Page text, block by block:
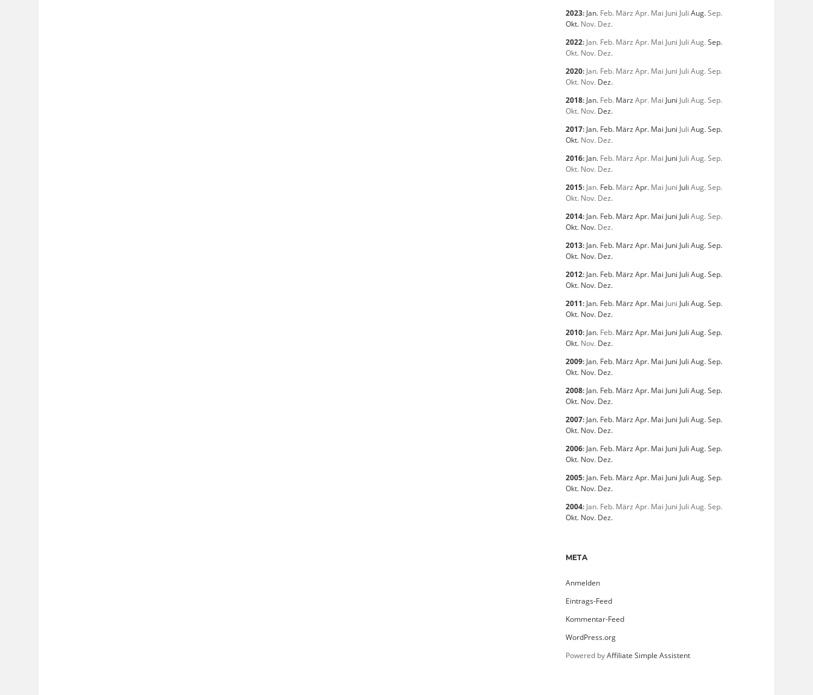
2023: Jan. Feb. März Apr. Mai Juni Juli Aug.Sep.
Okt. Nov. Dez.
2022: Jan. Feb. März Apr. Mai Juni Juli Aug.Sep.
Okt. Nov. Dez.
2020: Jan. Feb. März Apr. Mai Juni Juli Aug.Sep.
Okt. Nov. Dez.
2018: Jan. Feb. März Apr. Mai Juni Juli Aug.Sep.
Okt. Nov. Dez.
2017: Jan. Feb. März Apr. Mai Juni Juli Aug.Sep.
Okt. Nov. Dez.
2016: Jan. Feb. März Apr. Mai Juni Juli Aug.Sep.
Okt. Nov. Dez.
2015: Jan. Feb. März Apr. Mai Juni Juli Aug.Sep.
Okt. Nov. Dez.
2014: Jan. Feb. März Apr. Mai Juni Juli Aug.Sep.
Okt. Nov. Dez.
2013: Jan. Feb. März Apr. Mai Juni Juli Aug.Sep.
Okt. Nov. Dez.
2012: Jan. Feb. März Apr. Mai Juni Juli Aug.Sep.
Okt. Nov. Dez.
2011: Jan. Feb. März Apr. Mai Juni Juli Aug.Sep.
Okt. Nov. Dez.
2010: Jan. Feb. März Apr. Mai Juni Juli Aug.Sep.
Okt. Nov. Dez.
2009: Jan. Feb. März Apr. Mai Juni Juli Aug.Sep.
Okt. Nov. Dez.
2008: Jan. Feb. März Apr. Mai Juni Juli Aug.Sep.
Okt. Nov. Dez.
2007: Jan. Feb. März Apr. Mai Juni Juli Aug.Sep.
Okt. Nov. Dez.
2006: Jan. Feb. März Apr. Mai Juni Juli Aug.Sep.
Okt. Nov. Dez.
2005: Jan. Feb. März Apr. Mai Juni Juli Aug.Sep.
Okt. Nov. Dez.
2004: Jan. Feb. März Apr. Mai Juni Juli Aug.Sep.
Okt. Nov. Dez.
META
Anmelden
Eintrags-Feed
Kommentar-Feed
WordPress.org
Powered byAffiliate Simple Assistent